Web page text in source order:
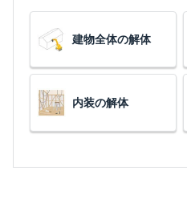
建物全体の解体
内装の解体